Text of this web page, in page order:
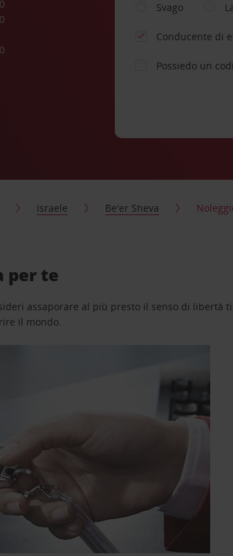
Svago
Conducente di
Possiedo un
Israele Be'er Sheva
per te
assaporare al più presto il senso di libertà
il mondo.